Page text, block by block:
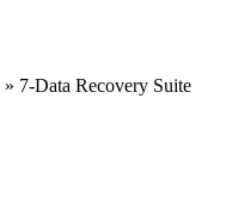
» 7-Data Recovery Suite